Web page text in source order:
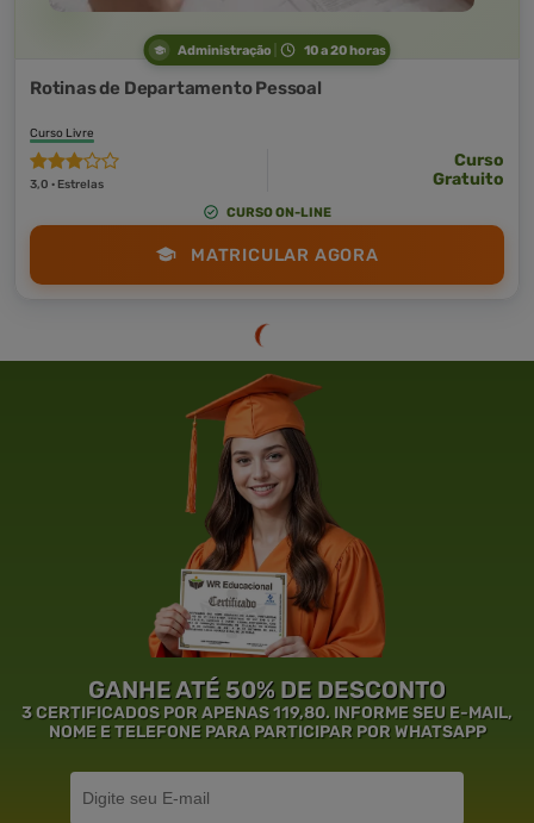
Administração 10 a 20 horas
Rotinas de Departamento Pessoal
Curso Livre
3,0 · Estrelas
Curso
Gratuito
CURSO ON-LINE
MATRICULAR AGORA
GANHE ATÉ 50% DE DESCONTO
3 CERTIFICADOS POR APENAS 119,80. INFORME SEU E-MAIL,
NOME E TELEFONE PARA PARTICIPAR POR WHATSAPP